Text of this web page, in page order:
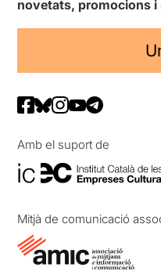
novetats, promocions i
Amb el suport de
Mitjà de comunicació